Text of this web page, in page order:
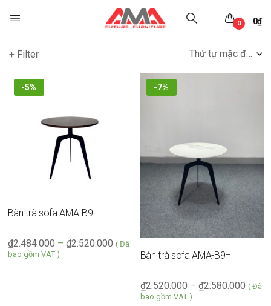
0₫
0
+ Filter Thứ tự mặc định
-5%
Bàn trà sofa AMA-B9
2.484.000
₫ – 2.520.000
₫
( Đã
bao gồm VAT )
-7%
Bàn trà sofa AMA-B9H
2.520.000
₫ – 2.580.000
₫
( Đã
bao gồm VAT )